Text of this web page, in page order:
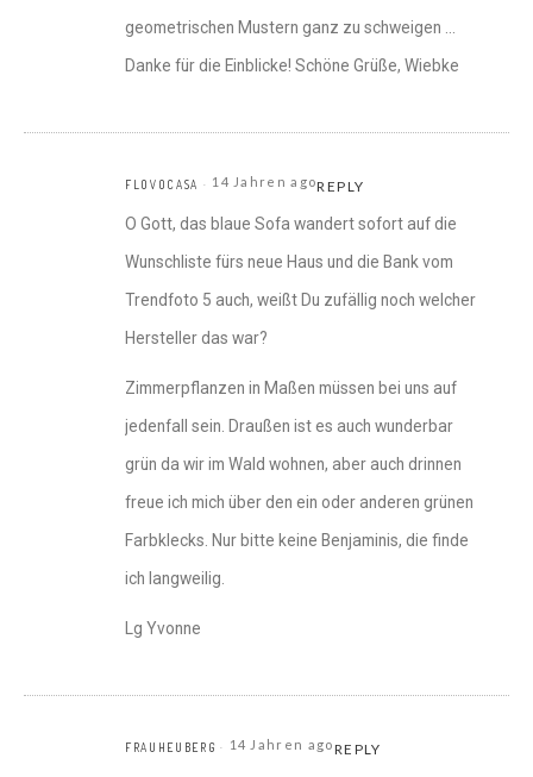
geometrischen Mustern ganz zu schweigen …
Danke für die Einblicke! Schöne Grüße, Wiebke
FLOVOCASA 14 Jahren agoREPLY
O Gott, das blaue Sofa wandert sofort auf die
Wunschliste fürs neue Haus und die Bank vom
Trendfoto 5 auch, weißt Du zufällig noch welcher
Hersteller das war?
Zimmerpflanzen in Maßen müssen bei uns auf
jedenfall sein. Draußen ist es auch wunderbar
grün da wir im Wald wohnen, aber auch drinnen
freue ich mich über den ein oder anderen grünen
Farbklecks. Nur bitte keine Benjaminis, die finde
ich langweilig.
Lg Yvonne
FRAUHEUBERG 14 Jahren agoREPLY